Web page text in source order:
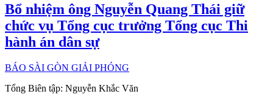
Bổ nhiệm ông Nguyễn Quang Thái giữ
chức vụ Tổng cục trưởng Tổng cục Thi
hành án dân sự
BÁO SÀI GÒN GIẢI PHÓNG
Tổng Biên tập: Nguyễn Khắc Văn